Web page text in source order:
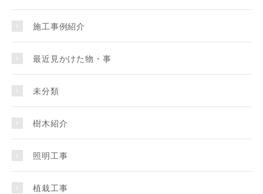
施工事例紹介
最近見かけた物・事
未分類
樹木紹介
照明工事
植栽工事